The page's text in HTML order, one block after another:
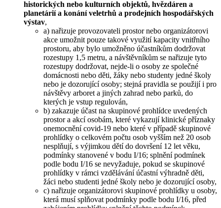
historických nebo kulturních objektů, hvězdáren a
planetárií a konání veletrhů a prodejních hospodářských
výstav,
a) nařizuje provozovateli prostor nebo organizátorovi
akce umožnit pouze takové využití kapacity vnitřního
prostoru, aby bylo umožněno účastníkům dodržovat
rozestupy 1,5 metru, a návštěvníkům se nařizuje tyto
rozestupy dodržovat, nejde-li o osoby ze společné
domácnosti nebo děti, žáky nebo studenty jedné školy
nebo je dozorující osoby; stejná pravidla se použijí i pro
návštěvy arboret a jiných zahrad nebo parků, do
kterých je vstup regulován,
b) zakazuje účast na skupinové prohlídce uvedených
prostor a akcí osobám, které vykazují klinické příznaky
onemocnění covid-19 nebo které v případě skupinové
prohlídky o celkovém počtu osob vyšším než 20 osob
nesplňují, s výjimkou dětí do dovršení 12 let věku,
podmínky stanovené v bodu I/16; splnění podmínek
podle bodu I/16 se nevyžaduje, pokud se skupinové
prohlídky v rámci vzdělávání účastní výhradně děti,
žáci nebo studenti jedné školy nebo je dozorující osoby,
c) nařizuje organizátorovi skupinové prohlídky u osoby,
která musí splňovat podmínky podle bodu I/16, před